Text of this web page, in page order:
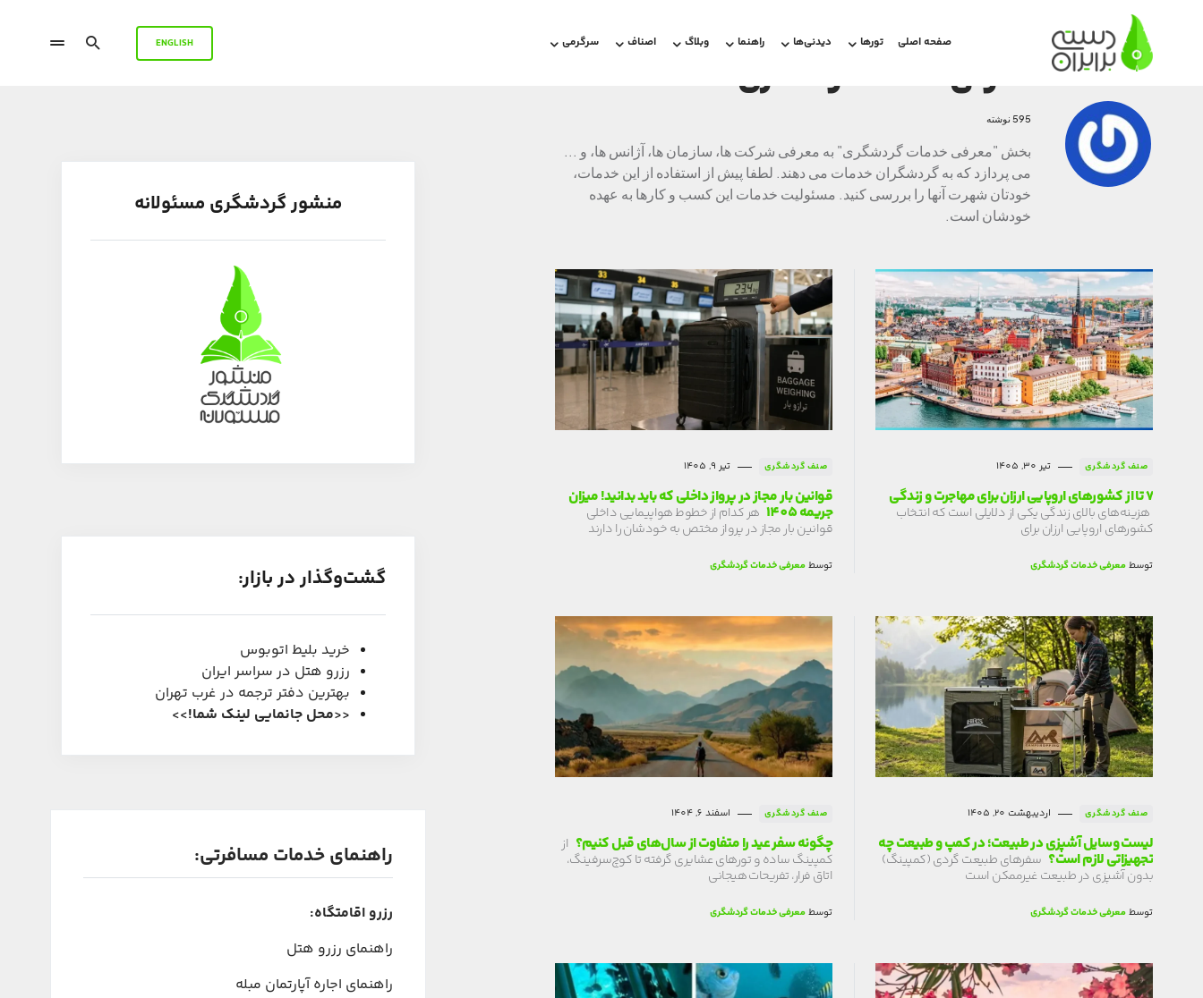
صفحه اصلی تورها دیدنی‌ها راهنما وبلاگ اصناف سرگرمی ENGLISH
معرفی خدمات گردشگری
595 نوشته
بخش "معرفی خدمات گردشگری" به معرفی شرکت ها، سازمان ها، آژانس ها، و ...
می پردازد که به گردشگران خدمات می دهند. لطفا پیش از استفاده از این خدمات،
خودتان شهرت آنها را بررسی کنید. مسئولیت خدمات این کسب و کارها به عهده
خودشان است.
صنف گردشگری تیر 30, 1405
7 تا از کشورهای اروپایی ارزان برای مهاجرت و زندگی
هزینه‌های بالای زندگی یکی از دلایلی است که انتخاب
کشورهای اروپایی ارزان برای
توسطمعرفی خدمات گردشگری
صنف گردشگری تیر 9, 1405
قوانین بار مجاز در پرواز داخلی که باید بدانید! میزان
جریمه 1405
هر کدام از خطوط هواپیمایی داخلی
قوانین بار مجاز در پرواز مختص به خودشان را دارند
توسطمعرفی خدمات گردشگری
صنف گردشگری اردیبهشت 20, 1405
لیست وسایل آشپزی در طبیعت؛ در کمپ و طبیعت‌ چه
تجهیزاتی لازم است؟ سفرهای طبیعت گردی (کمپینگ)
بدون آشپزی در طبیعت غیرممکن است
توسطمعرفی خدمات گردشگری
صنف گردشگری اسفند 6, 1404
چگونه سفر عید را متفاوت از سال‌های قبل کنیم؟ از
کمپینگ ساده و تورهای عشایری گرفته تا کوچ‌سرفینگ،
اتاق فرار، تفریحات هیجانی
توسطمعرفی خدمات گردشگری
منشور گردشگری مسئولانه
گشت‌و‌گذار در بازار:
خرید بلیط اتوبوس
رزرو هتل در سراسر ایران
بهترین دفتر ترجمه در غرب تهران
<<محل جانمایی لینک شما!
>>
راهنمای خدمات مسافرتی:
رزرو اقامتگاه:
راهنمای رزرو هتل
راهنمای اجاره آپارتمان مبله